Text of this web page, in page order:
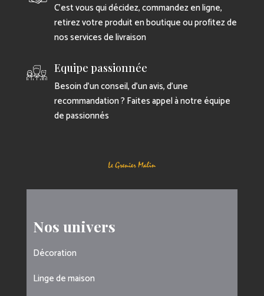
C’est vous qui décidez, commandez en ligne,
retirez votre produit en boutique ou profitez de
nos services de livraison
Equipe passionnée
Besoin d’un conseil, d’un avis, d’une
recommandation ? Faites appel à notre équipe
de passionnés
Nos univers
Décoration
Linge de maison